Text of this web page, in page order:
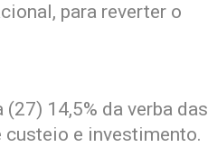
para reverter o
14,5% da verba das
e investimento.